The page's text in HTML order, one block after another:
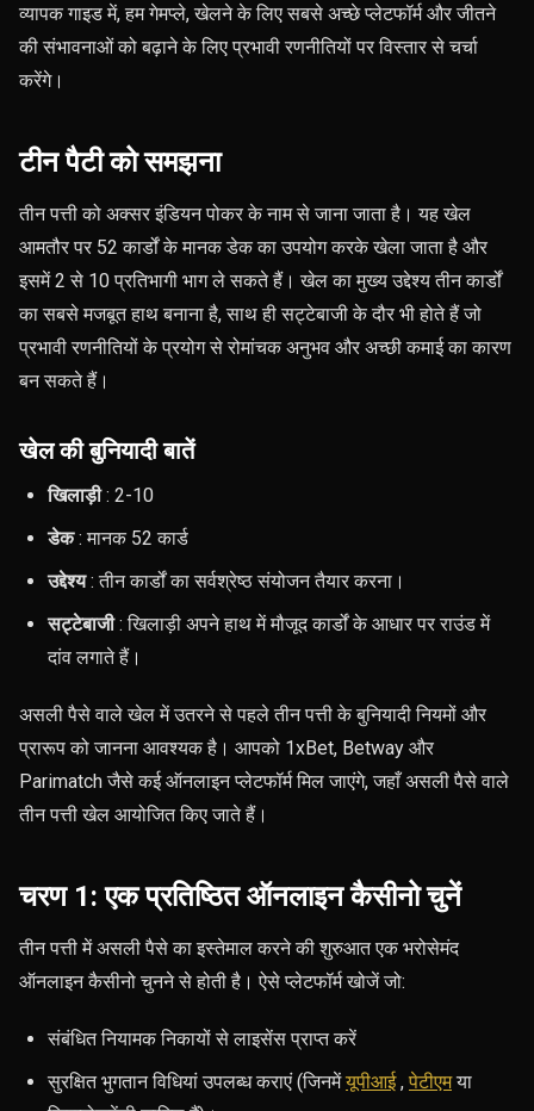
व्यापक गाइड में, हम गेमप्ले, खेलने के लिए सबसे अच्छे प्लेटफॉर्म और जीतने
की संभावनाओं को बढ़ाने के लिए प्रभावी रणनीतियों पर विस्तार से चर्चा
करेंगे।
टीन पैटी को समझना
तीन पत्ती को अक्सर इंडियन पोकर के नाम से जाना जाता है। यह खेल
आमतौर पर 52 कार्डों के मानक डेक का उपयोग करके खेला जाता है और
इसमें 2 से 10 प्रतिभागी भाग ले सकते हैं। खेल का मुख्य उद्देश्य तीन कार्डों
का सबसे मजबूत हाथ बनाना है, साथ ही सट्टेबाजी के दौर भी होते हैं जो
प्रभावी रणनीतियों के प्रयोग से रोमांचक अनुभव और अच्छी कमाई का कारण
बन सकते हैं।
खेल की बुनियादी बातें
खिलाड़ी: 2-10
डेक: मानक 52 कार्ड
उद्देश्य: तीन कार्डों का सर्वश्रेष्ठ संयोजन तैयार करना।
सट्टेबाजी: खिलाड़ी अपने हाथ में मौजूद कार्डों के आधार पर राउंड में
दांव लगाते हैं।
असली पैसे वाले खेल में उतरने से पहले तीन पत्ती के बुनियादी नियमों और
प्रारूप को जानना आवश्यक है। आपको 1xBet, Betway और
Parimatch जैसे कई ऑनलाइन प्लेटफॉर्म मिल जाएंगे, जहाँ असली पैसे वाले
तीन पत्ती खेल आयोजित किए जाते हैं।
चरण 1: एक प्रतिष्ठित ऑनलाइन कैसीनो चुनें
तीन पत्ती में असली पैसे का इस्तेमाल करने की शुरुआत एक भरोसेमंद
ऑनलाइन कैसीनो चुनने से होती है। ऐसे प्लेटफॉर्म खोजें जो:
संबंधित नियामक निकायों से लाइसेंस प्राप्त करें
सुरक्षित भुगतान विधियां उपलब्ध कराएं (जिनमेंयूपीआई,पेटीएमया